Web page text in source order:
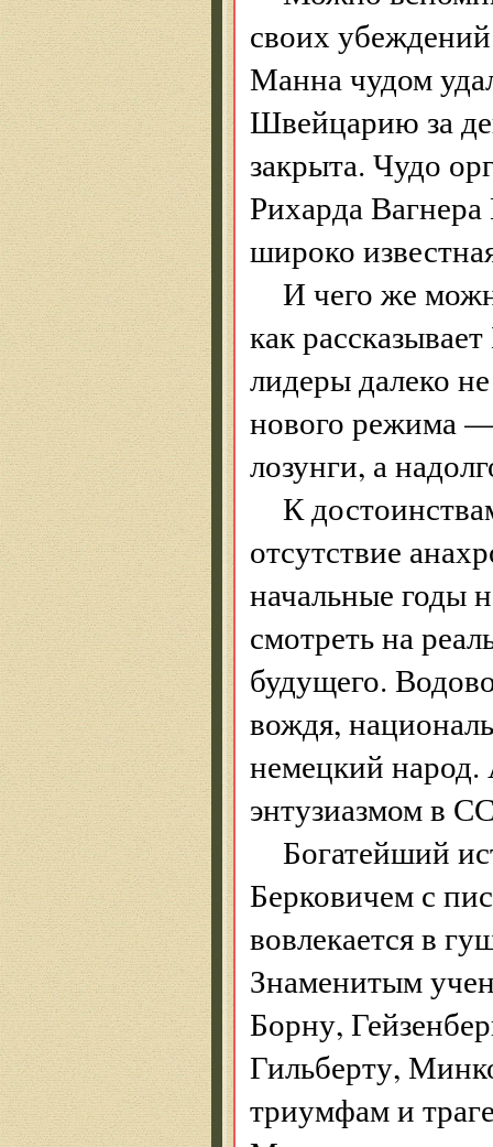
своих
Манна чудом
Швейцарию за
закрыта. Чудо
Рихарда
широко
И чего же
как
лидеры далеко
нового режима
лозунги, а
К
отсутствие
начальные годы
смотреть на
будущего.
вождя,
немецкий
энтузиазмом в
Богатейший
Берковичем с
вовлекается в
Знаменитым
Борну,
Гильберту,
триумфам и